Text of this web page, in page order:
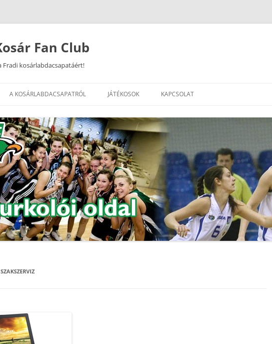
Fan Club
Fradi kosárlabdacsapatáért!
A KOSÁRLABDACSAPATRÓL JÁTÉKOSOK KAPCSOLAT